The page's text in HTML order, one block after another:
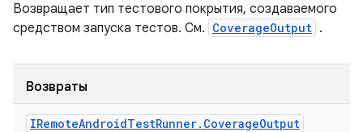
Возвращает тип тестового покрытия, создаваемого
средством запуска тестов. См. CoverageOutput .
Возвраты
IRemoteAndroidTestRunner. CoverageOutput